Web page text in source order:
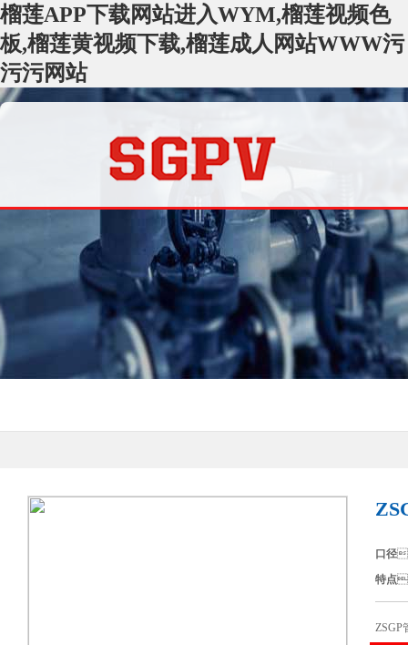
榴莲APP下载网站进入WYM,榴莲视频色
板,榴莲黄视频下载,榴莲成人网站WWW污
污污网站
口径
特点
ZSGP